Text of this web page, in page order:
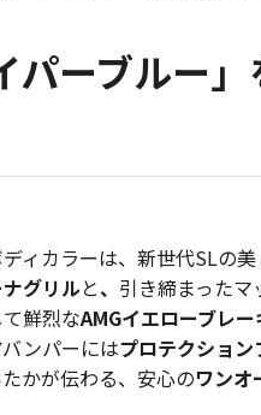
パーブルー
ィカラーは、新世代SLの
グリルと、 引き締まった
鮮烈なAMGイエローブレ
ンパーにはプロテクショ
かが伝わる、安心のワンオ